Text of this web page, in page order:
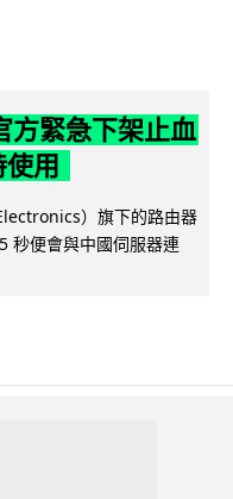
方緊急下架止血
用
）旗下的路由器
秒便會與中國伺服器連